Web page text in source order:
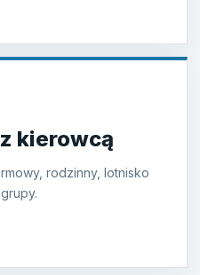
kierowcą
rodzinny, lotnisko